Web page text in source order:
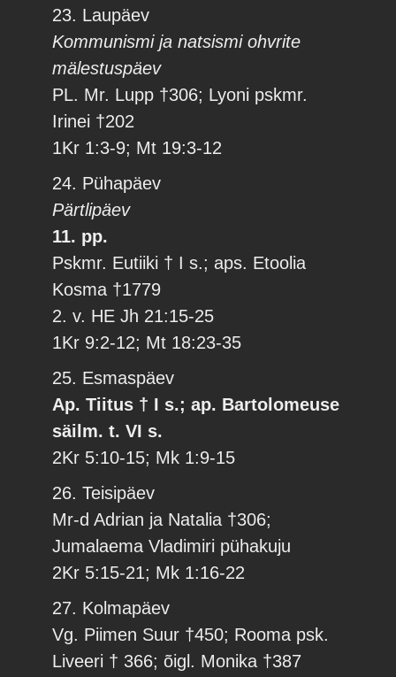
23. Laupäev
Kommunismi ja natsismi ohvrite
mälestuspäev
PL. Mr. Lupp †306; Lyoni pskmr.
Irinei †202
1Kr 1:3-9; Mt 19:3-12
24. Pühapäev
Pärtlipäev
11. pp.
Pskmr. Eutiiki † I s.; aps. Etoolia
Kosma †1779
2. v. HE Jh 21:15-25
1Kr 9:2-12; Mt 18:23-35
25. Esmaspäev
Ap. Tiitus † I s.; ap. Bartolomeuse
säilm. t. VI s.
2Kr 5:10-15; Mk 1:9-15
26. Teisipäev
Mr-d Adrian ja Natalia †306;
Jumalaema Vladimiri pühakuju
2Kr 5:15-21; Mk 1:16-22
27. Kolmapäev
Vg. Piimen Suur †450; Rooma psk.
Liveeri † 366; õigl. Monika †387